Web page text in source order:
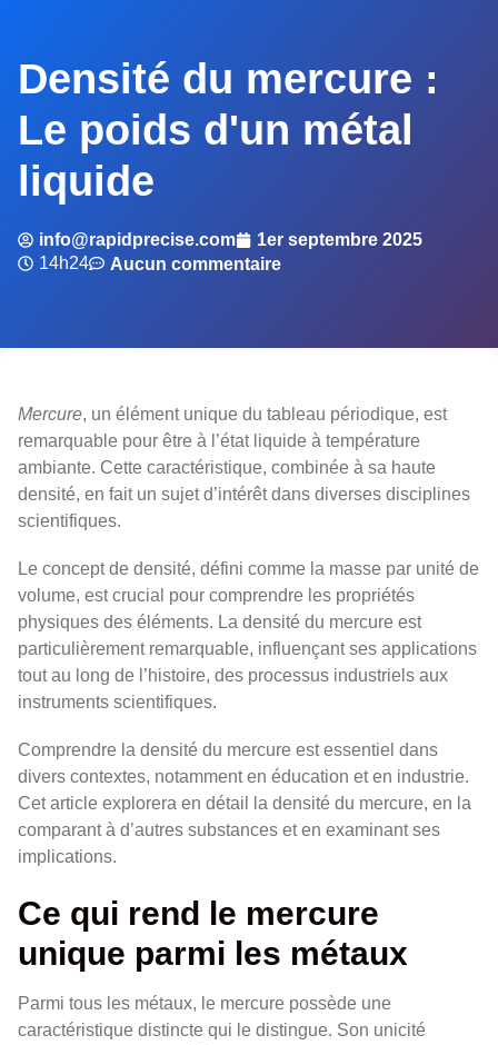
Densité du mercure :
Le poids d'un métal
liquide
info@rapidprecise.com
1er septembre 2025
14h24
Aucun commentaire
Mercure, un élément unique du tableau périodique, est
remarquable pour être à l’état liquide à température
ambiante. Cette caractéristique, combinée à sa haute
densité, en fait un sujet d’intérêt dans diverses disciplines
scientifiques.
Le concept de densité, défini comme la masse par unité de
volume, est crucial pour comprendre les propriétés
physiques des éléments. La densité du mercure est
particulièrement remarquable, influençant ses applications
tout au long de l’histoire, des processus industriels aux
instruments scientifiques.
Comprendre la densité du mercure est essentiel dans
divers contextes, notamment en éducation et en industrie.
Cet article explorera en détail la densité du mercure, en la
comparant à d’autres substances et en examinant ses
implications.
Ce qui rend le mercure
unique parmi les métaux
Parmi tous les métaux, le mercure possède une
caractéristique distincte qui le distingue. Son unicité